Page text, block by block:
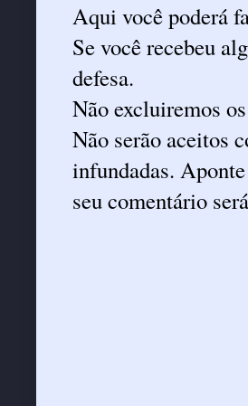
Aqui você poderá
Se você recebeu
defesa.
Não excluiremos
Não serão aceitos
infundadas.
seu comentário